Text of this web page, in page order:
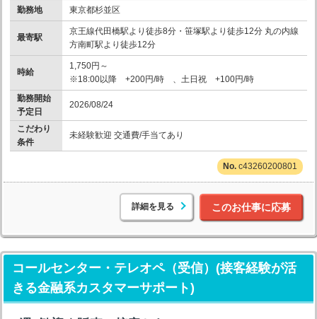
勤務地 東京都杉並区
最寄駅
京王線代田橋駅より徒歩8分・笹塚駅より徒歩12分 丸の内線
方南町駅より徒歩12分
時給
1,750円～
※18:00以降 +200円/時 、土日祝 +100円/時
勤務開始
予定日
2026/08/24
こだわり
条件
未経験歓迎 交通費/手当てあり
c43260200801
詳細を見る このお仕事に応募
コールセンター・テレオペ（受信）(接客経験が活
きる金融系カスタマーサポート)